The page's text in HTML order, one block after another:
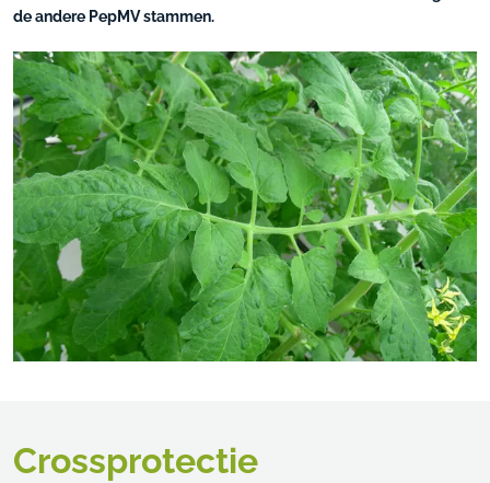
de andere PepMV stammen.
Crossprotectie